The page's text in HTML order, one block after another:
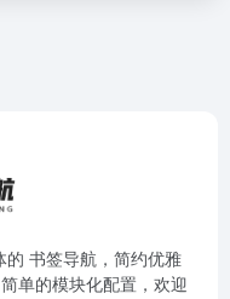
的 书签导航，简约优雅
单的模块化配置，欢迎